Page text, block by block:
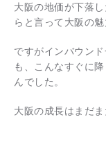
大阪の地価が下落
らと言って大阪の
ですがインバウン
も、こんなすぐに
んでした。
大阪の成長はまだま